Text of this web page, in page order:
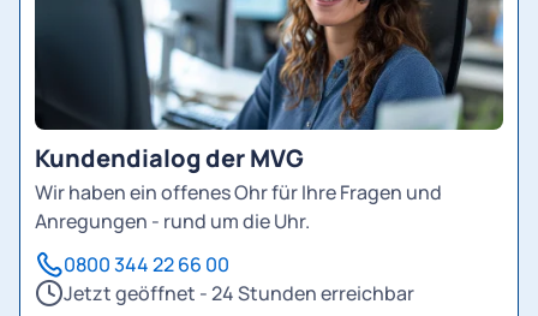
Kundendialog der MVG
Wir haben ein offenes Ohr für Ihre Fragen und
Anregungen - rund um die Uhr.
0800 344 22 66 00
Jetzt geöffnet - 24 Stunden erreichbar